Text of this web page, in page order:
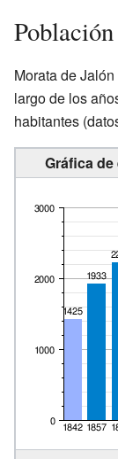
Morata de
largo de los
habitantes
Gráfica